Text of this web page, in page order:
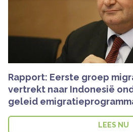
Rapport: Eerste groep
vertrekt naar Indonesië
geleid
LEES NU